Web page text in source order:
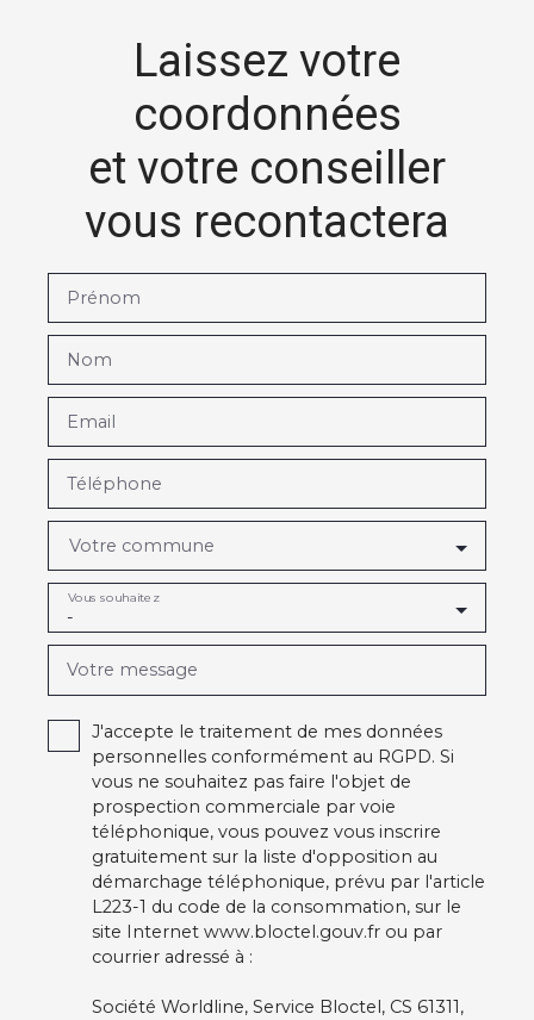
Laissez votre
coordonnées
et votre conseiller
vous recontactera
Prénom
Nom
Email
Téléphone
Votre commune
-
Vous souhaitez
Votre message
J'accepte le traitement de mes données
personnelles conformément au RGPD. Si
vous ne souhaitez pas faire l'objet de
prospection commerciale par voie
téléphonique, vous pouvez vous inscrire
gratuitement sur la liste d'opposition au
démarchage téléphonique, prévu par l'article
L223-1 du code de la consommation, sur le
site Internet www.bloctel.gouv.fr ou par
courrier adressé à :
Société Worldline, Service Bloctel, CS 61311,